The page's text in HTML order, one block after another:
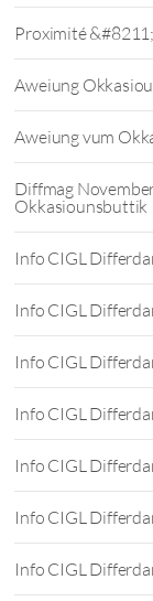
Proximité
Aweiung
Aweiung vum
Diffmag
Okkasiounsbuttik
Info CIGL
Info CIGL
Info CIGL
Info CIGL
Info CIGL
Info CIGL
Info CIGL